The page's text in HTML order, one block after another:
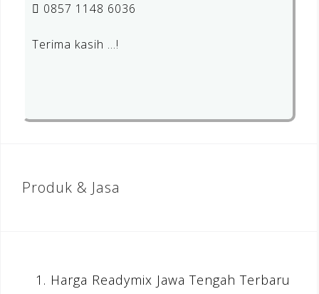
0857 1148 6036
Terima kasih …!
Produk & Jasa
Harga Readymix Jawa Tengah Terbaru